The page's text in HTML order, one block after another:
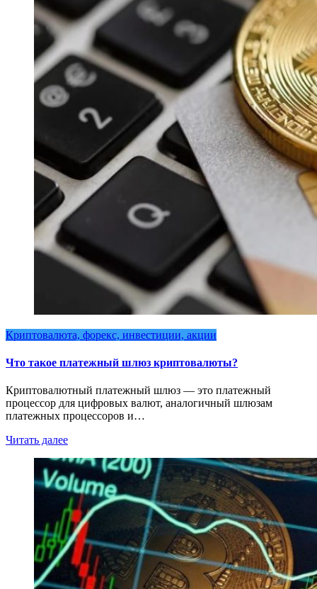
Криптовалюта, форекс, инвестиции, акции
Что такое платежный шлюз криптовалюты?
Криптовалютный платежный шлюз — это платежный
процессор для цифровых валют, аналогичный шлюзам
платежных процессоров и…
Читать далее